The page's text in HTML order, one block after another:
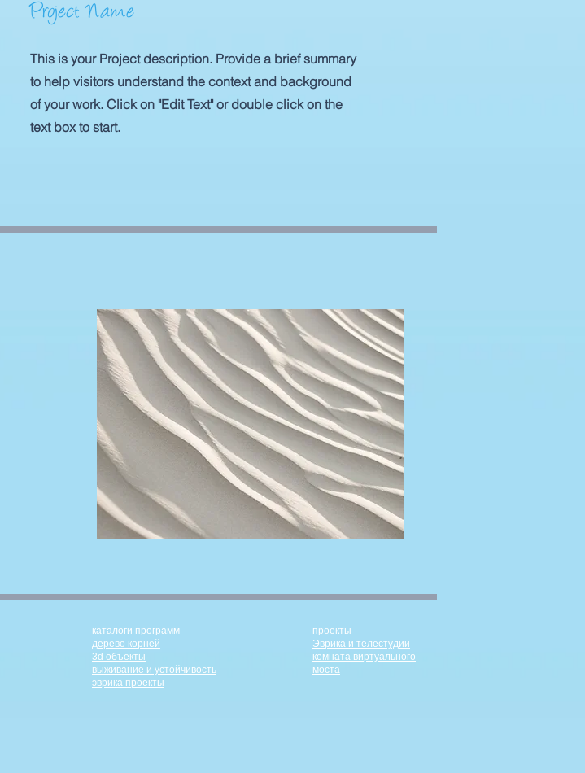
Project Name
This is your Project description. Provide a brief summary
to help visitors understand the context and background
of your work. Click on "Edit Text" or double click on the
text box to start.
каталоги программ
дерево корней
3d объекты
выживание и устойчивость
эврика проекты
проекты
Эврика и телестудии
комната виртуального
моста